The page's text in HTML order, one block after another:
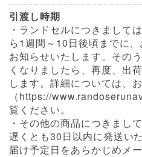
引渡し時期
・ランドセルにつきまして
ら1週間～10日後頃までに
お知らせいたします。その
くなりましたら、再度、出
します。詳細については、
（https://
覧ください。
・その他の商品につきまし
遅くとも30日以内に発送い
届け予定日をあらかじめメ